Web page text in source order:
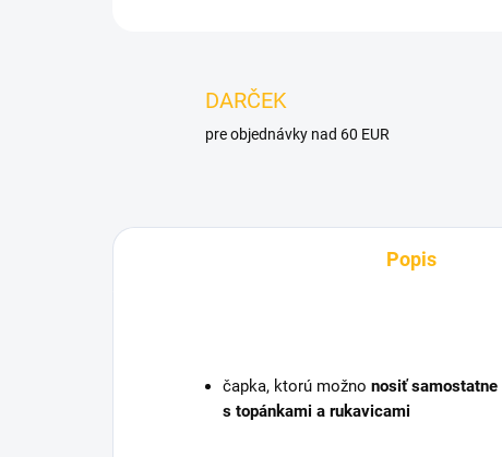
DARČEK
pre objednávky nad 60 EUR
Popis
čapka, ktorú možno nosiť samostatne
s topánkami a rukavicami